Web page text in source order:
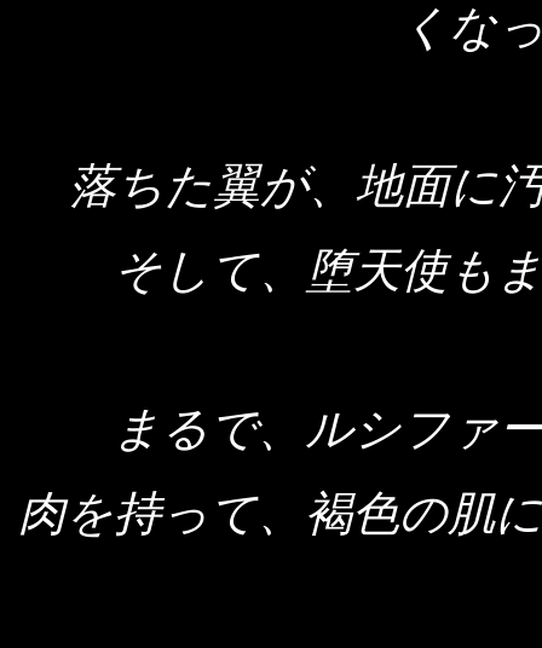
くな
落ちた翼が、地面に
そして、堕天使も
まるで、ルシファ
肉を持って、褐色の肌